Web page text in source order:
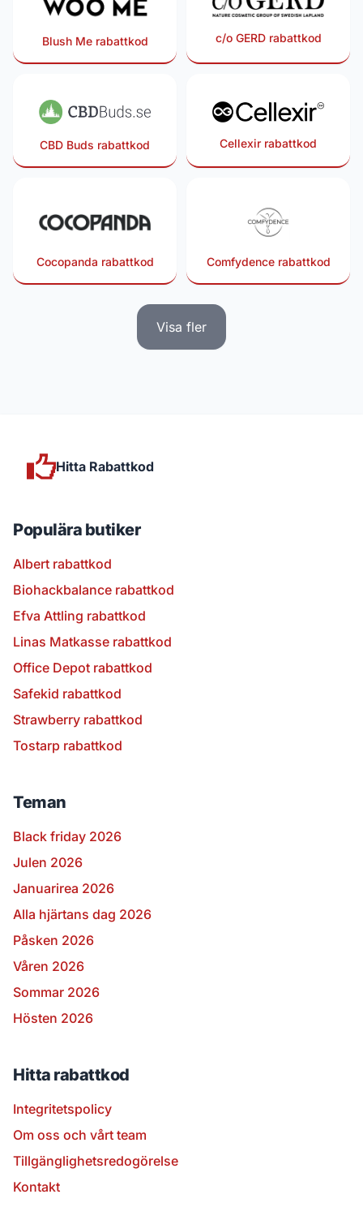
Blush Me rabattkod c/o GERD rabattkod
CBD Buds rabattkod Cellexir rabattkod
Cocopanda rabattkod Comfydence rabattkod
Visa fler
Hitta Rabattkod
Populära butiker
Albert rabattkod
Biohackbalance rabattkod
Efva Attling rabattkod
Linas Matkasse rabattkod
Office Depot rabattkod
Safekid rabattkod
Strawberry rabattkod
Tostarp rabattkod
Teman
Black friday 2026
Julen 2026
Januarirea 2026
Alla hjärtans dag 2026
Påsken 2026
Våren 2026
Sommar 2026
Hösten 2026
Hitta rabattkod
Integritetspolicy
Om oss och vårt team
Tillgänglighetsredogörelse
Kontakt